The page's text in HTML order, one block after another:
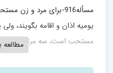
مسأله916-براى مرد و
يوميه اذان و اقامه بگويند،
مستحب است، ‏سه مرتبه
مطالعه